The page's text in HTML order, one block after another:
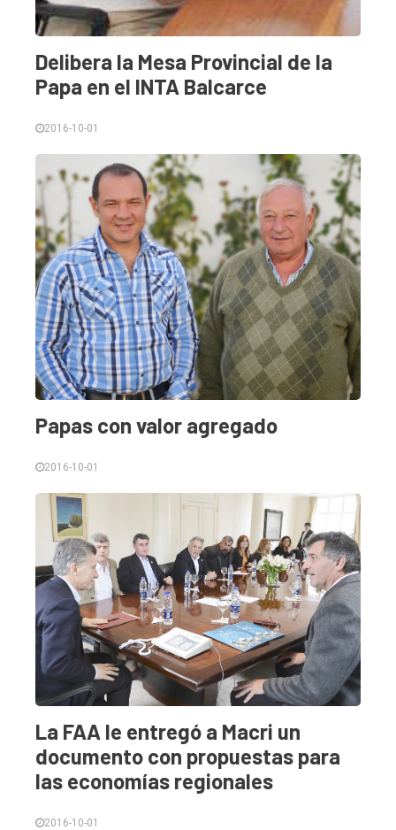
Delibera la Mesa Provincial de la
Papa en el INTA Balcarce
2016-10-01
Papas con valor agregado
2016-10-01
La FAA le entregó a Macri un
documento con propuestas para
las economías regionales
2016-10-01